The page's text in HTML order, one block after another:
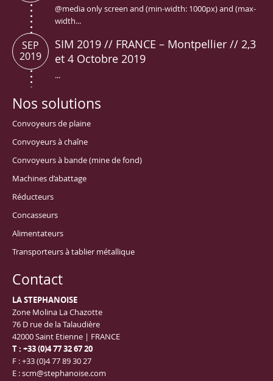
@media only screen and (min-width: 1000px) and (max-
width...
SIM 2019 // FRANCE – Montpellier // 2,3
et 4 Octobre 2019
...
SEP
2019
Nos solutions
Convoyeurs de plaine
Convoyeurs à chaîne
Convoyeurs à bande (mine de fond)
Machines d’abattage
Réducteurs
Concasseurs
Alimentateurs
Transporteurs à tablier métallique
Contact
LA STEPHANOISE
Zone Molina La Chazotte
76 D rue de la Talaudière
42000 Saint Etienne | FRANCE
T : +33 (0)4 77 32 67 20
F : +33 (0)4 77 89 30 27
E :scm@stephanoise.com